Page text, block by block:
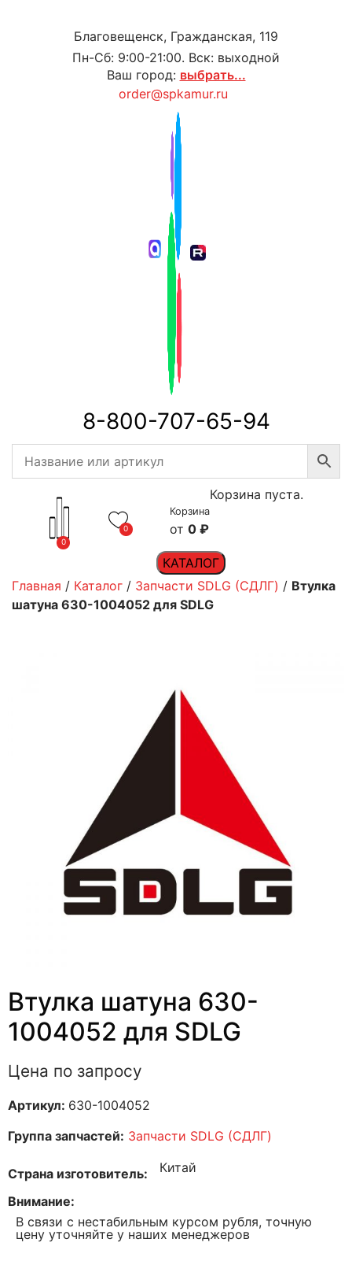
Благовещенск, Гражданская, 119
Пн-Сб: 9:00-21:00. Вск: выходной
Ваш город: выбрать...
order@spkamur.ru
8-800-707-65-94
0
0
Корзина
0 ₽
Корзина пуста.
КАТАЛОГ
Главная / Каталог / Запчасти SDLG (СДЛГ) / Втулка
шатуна 630-1004052 для SDLG
Втулка шатуна 630-
1004052 для SDLG
Цена по запросу
Артикул: 630-1004052
Группа запчастей: Запчасти SDLG (СДЛГ)
Страна изготовитель Китай
Внимание
В связи с нестабильным курсом рубля, точную
цену уточняйте у наших менеджеров